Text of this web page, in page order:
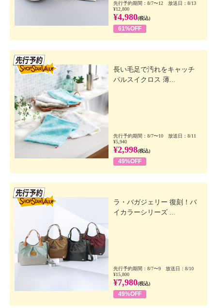
先行予約期間：8/7〜12 放送日：8/13
¥12,800
¥4,980(税込)
61%OFF
長い毛足で汚れをキャッチ
パルスイクロス 薄...
先行予約期間：8/7〜10 放送日：8/11
¥5,940
¥2,998(税込)
49%OFF
ラ・バガジェリー 復刻！バ
イカラーシリーズ ...
先行予約期間：8/7〜9 放送日：8/10
¥15,800
¥7,980(税込)
49%OFF